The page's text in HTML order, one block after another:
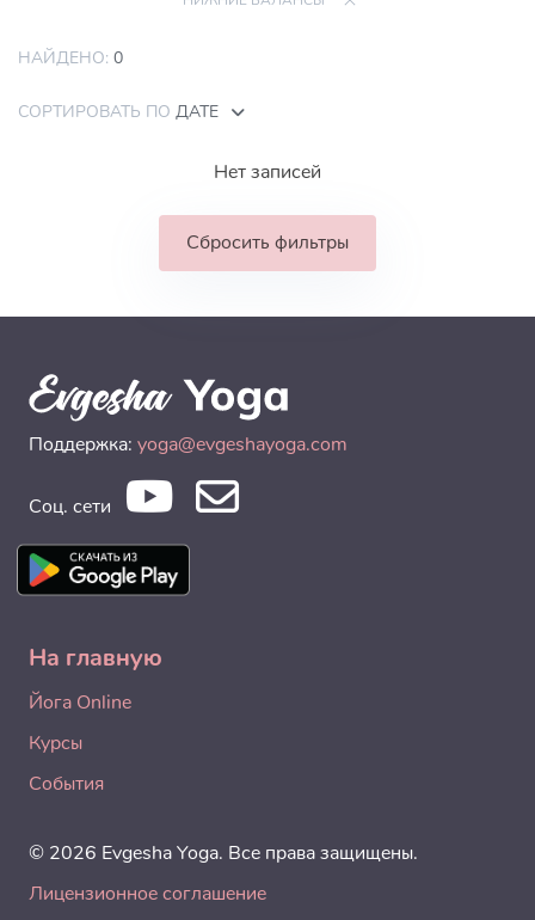
НАЙДЕНО: 0
СОРТИРОВАТЬ ПО ДАТЕ
Нет записей
Сбросить фильтры
Поддержка: yoga@evgeshayoga.com
Соц. сети
На главную
Йога Online
Курсы
События
© 2026 Evgesha Yoga. Все права защищены.
Лицензионное соглашение